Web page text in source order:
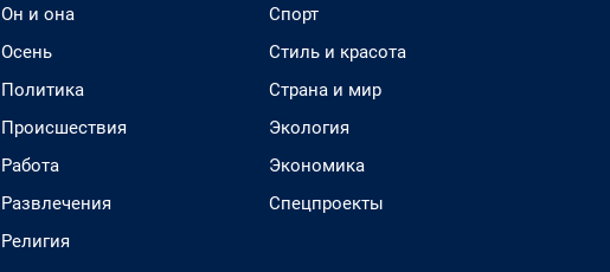
Он и она
Осень
Политика
Происшествия
Работа
Развлечения
Религия
Спорт
Стиль и красота
Страна и мир
Экология
Экономика
Спецпроекты